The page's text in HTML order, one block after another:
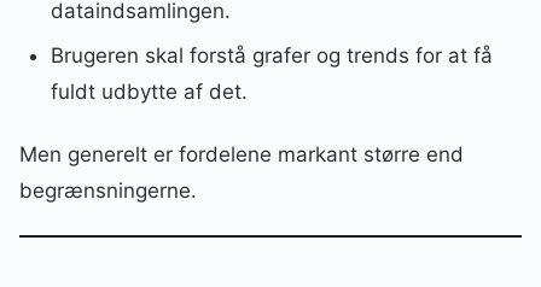
dataindsamlingen.
Brugeren skal forstå grafer og trends for at få
fuldt udbytte af det.
Men generelt er fordelene markant større end
begrænsningerne.